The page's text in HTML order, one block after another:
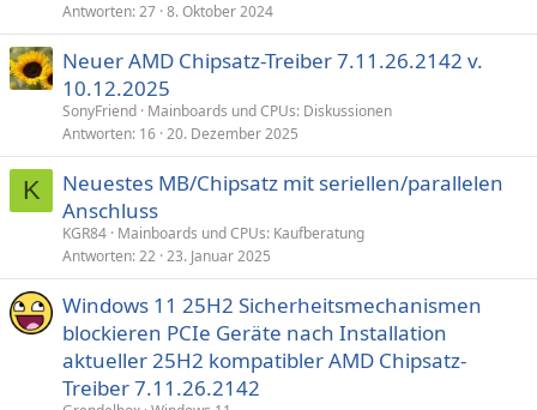
Antworten 27 8. Oktober 2024
Neuer AMD Chipsatz-Treiber 7.11.26.2142 v.
10.12.2025
SonyFriend Mainboards und CPUs: Diskussionen
Antworten 16 20. Dezember 2025
K
Neuestes MB/Chipsatz mit seriellen/parallelen
Anschluss
KGR84 Mainboards und CPUs: Kaufberatung
Antworten 22 23. Januar 2025
Windows 11 25H2 Sicherheitsmechanismen
blockieren PCIe Geräte nach Installation
aktueller 25H2 kompatibler AMD Chipsatz-
Treiber 7.11.26.2142